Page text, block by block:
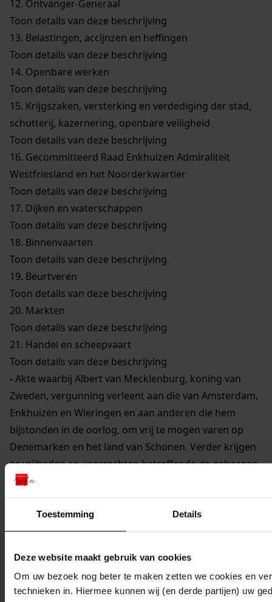
Toestemming Details
Deze website maakt gebruik van cookies
Om uw bezoek nog beter te maken zetten we cookies en
technieken in. Hiermee kunnen wij (en derde partijen) uw
12. Ontvanger-Generaal
Toon details van deze beschrijving
13. Belastingen, accijnzen en heffingen
Toon details van deze beschrijving
14. Openbare werken
Toon details van deze beschrijving
15. Krijgszaken, versterking en verdediging der stad,
schutterij, kazernering, openbare veiligheid
Toon details van deze beschrijving
16. Gecommitteerd Raad Enkhuizen Admiraliteit
Westfriesland en het Noorderkwartier
Toon details van deze beschrijving
17. Dijken en waterschappen
Toon details van deze beschrijving
18. Binnenvaarten
Toon details van deze beschrijving
19. Beurtveren
Toon details van deze beschrijving
20. Markten
Toon details van deze beschrijving
21. Handel en scheepvaart
Toon details van deze beschrijving
-Akte waarbij Albert van Mecklenburg, koning van
Zweden, vergunning verleent aan die van Amsterdam,
Enkhuizen en Wieringen en aan anderen die hem
bijstonden in de oorlog, om vrij te mogen varen op
Denemarken en het land van Schonen. Verder krijgen
ze vrijheden en voorrechten betreffende de geborgen
goederen en verongelukte schepen, het gebruik van
"victen", het dragen van wapens en vervoeren van
koopwaren. Opgemaakt te Valsterbode op St. Jacob
(25 juli) 1368. Toegevoegd is een lijst van in het
89Akte waarbij de burgemeester en raden van de stad